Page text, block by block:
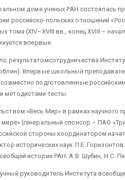
доме ученых РАН состоялась
российско-польских отношений
тома (XIV–XVIII вв., конец XVIII –
впервые.
результатомсотрудничества
Впервые школьный
подготовленные
методистами тесты.
«Весь Мир» в рамках научного
(генеральный спонсор – ПАО
стороны координатором
исторических наук Л.Е.
истории РАН: А.В. Шубин, Н.С.
руководитель Института